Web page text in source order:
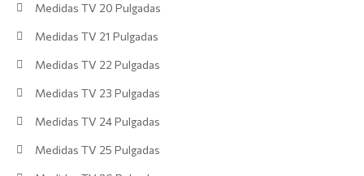
Medidas TV 20 Pulgadas
Medidas TV 21 Pulgadas
Medidas TV 22 Pulgadas
Medidas TV 23 Pulgadas
Medidas TV 24 Pulgadas
Medidas TV 25 Pulgadas